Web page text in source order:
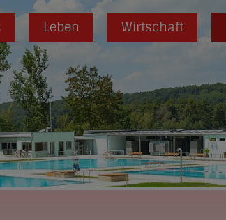
Leben Wirtschaft